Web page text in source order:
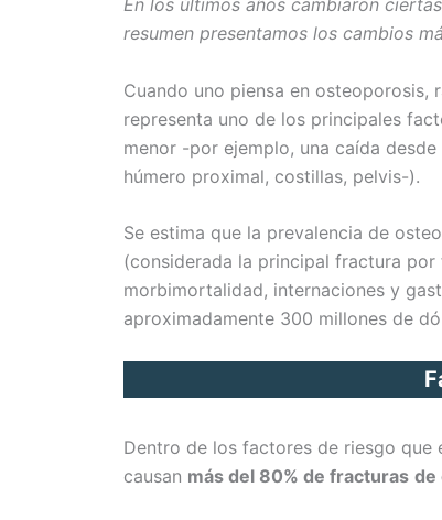
b
o
k
l
s
A
p
L
i
k
t
a
r
i
r
resumen presentamos los cambios
Cuando uno piensa en osteoporosis,
representa uno de los principales
menor -por ejemplo, una caída
húmero proximal, costillas, pelvis-).
Se estima que la prevalencia de
(considerada la principal fractura
morbimortalidad, internaciones y
aproximadamente 300 millones de
Dentro de los factores de riesgo que
causan más del 80% de fracturas de